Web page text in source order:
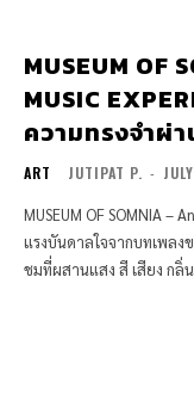
MUSEUM OF
MUSIC
ความทรงจำผ่
ART JUTIPAT P. -
MUSEUM OF SOMNIA –
แรงบันดาลใจจากบทเพลง
ชมที่ผสานแสง สี เสียง กลิ่